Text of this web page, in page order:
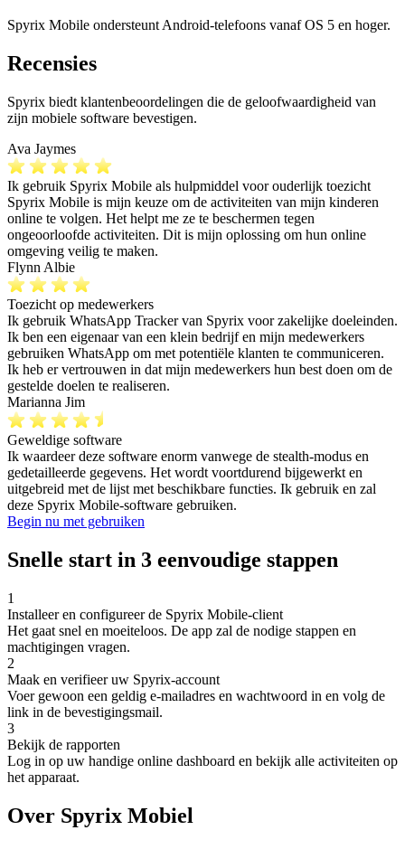
Spyrix Mobile ondersteunt Android-telefoons vanaf OS 5 en hoger.
Recensies
Spyrix biedt klantenbeoordelingen die de geloofwaardigheid van
zijn mobiele software bevestigen.
Ava Jaymes
Ik gebruik Spyrix Mobile als hulpmiddel voor ouderlijk toezicht
Spyrix Mobile is mijn keuze om de activiteiten van mijn kinderen
online te volgen. Het helpt me ze te beschermen tegen
ongeoorloofde activiteiten. Dit is mijn oplossing om hun online
omgeving veilig te maken.
Flynn Albie
Toezicht op medewerkers
Ik gebruik WhatsApp Tracker van Spyrix voor zakelijke doeleinden.
Ik ben een eigenaar van een klein bedrijf en mijn medewerkers
gebruiken WhatsApp om met potentiële klanten te communiceren.
Ik heb er vertrouwen in dat mijn medewerkers hun best doen om de
gestelde doelen te realiseren.
Marianna Jim
Geweldige software
Ik waardeer deze software enorm vanwege de stealth-modus en
gedetailleerde gegevens. Het wordt voortdurend bijgewerkt en
uitgebreid met de lijst met beschikbare functies. Ik gebruik en zal
deze Spyrix Mobile-software gebruiken.
Begin nu met gebruiken
Snelle start in 3 eenvoudige stappen
1
Installeer en configureer de Spyrix Mobile-client
Het gaat snel en moeiteloos. De app zal de nodige stappen en
machtigingen vragen.
2
Maak en verifieer uw Spyrix-account
Voer gewoon een geldig e-mailadres en wachtwoord in en volg de
link in de bevestigingsmail.
3
Bekijk de rapporten
Log in op uw handige online dashboard en bekijk alle activiteiten op
het apparaat.
Over Spyrix Mobiel